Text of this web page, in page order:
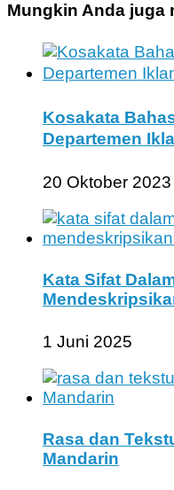
Mungkin Anda juga
Kosakata
Departemen
20 Oktober 2023
Kata Sifat
1 Juni 2025
Rasa dan
Mandarin